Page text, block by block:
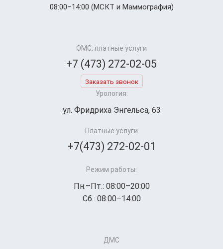
08:00–14:00 (МСКТ и Маммография)
ОМС, платные услуги
+7 (473) 272-02-05
Заказать звонок
Урология:
ул. Фридриха Энгельса, 63
Платные услуги
+7(473) 272-02-01
Режим работы:
Пн.–Пт.: 08:00–20:00
Сб.: 08:00–14:00
ДМС